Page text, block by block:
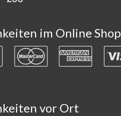
im Online Shop
vor Ort